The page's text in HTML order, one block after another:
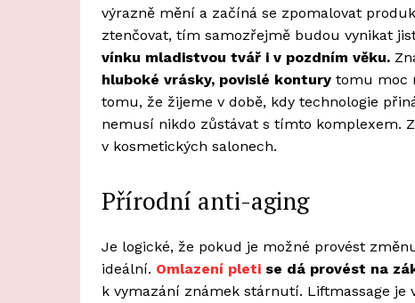
výrazně mění a začíná se zpomalovat
ztenčovat, tím samozřejmě budou vynikat
vínku mladistvou tvář i v pozdním věku.
hluboké vrásky, povislé kontury tomu moc
tomu, že žijeme v době, kdy technologie
nemusí nikdo zůstávat s tímto komplexem.
v kosmetických salonech.
Přírodní anti-aging
Je logické, že pokud je možné provést
ideální. Omlazení pleti se dá provést na
k vymazání známek stárnutí. Liftmassage je